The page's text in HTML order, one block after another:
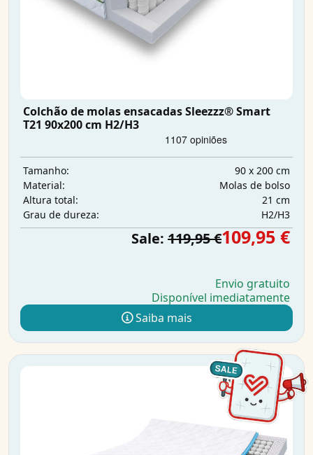
Colchão de molas ensacadas Sleezzz® Smart
T21 90x200 cm H2/H3
Tamanho:
90 x 200 cm
Material:
Molas de bolso
Altura total:
21 cm
Grau de dureza:
H2/H3
Sale: 119,95 €109,95 €
Envio gratuito
Disponível imediatamente
Saiba mais